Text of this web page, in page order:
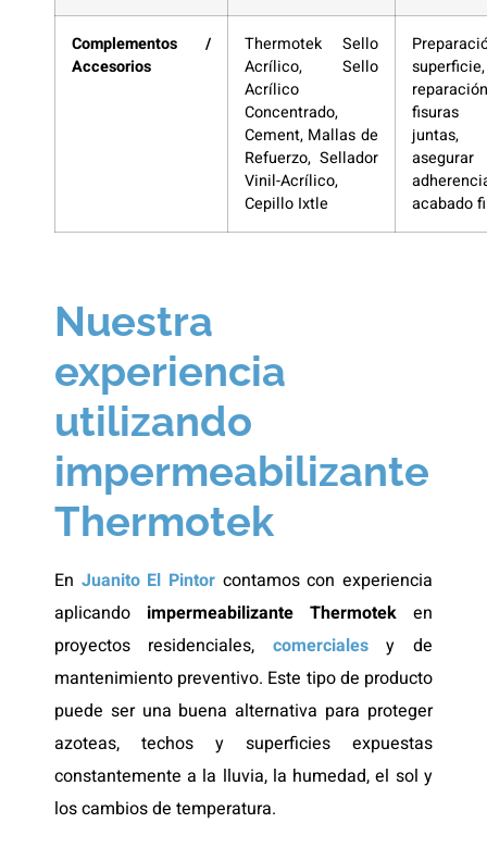
Complementos /
Accesorios
Thermotek Sello
Acrílico, Sello
Acrílico
Concentrado,
Cement, Mallas de
Refuerzo, Sellador
Vinil-Acrílico,
Cepillo Ixtle
superficie,
juntas,
asegurar
acabado
Nuestra
experiencia
utilizando
impermeabilizante
Thermotek
En Juanito El Pintor contamos con experiencia
aplicando impermeabilizante Thermotek en
proyectos residenciales, comerciales y de
mantenimiento preventivo. Este tipo de producto
puede ser una buena alternativa para proteger
azoteas, techos y superficies expuestas
constantemente a la lluvia, la humedad, el sol y
los cambios de temperatura.